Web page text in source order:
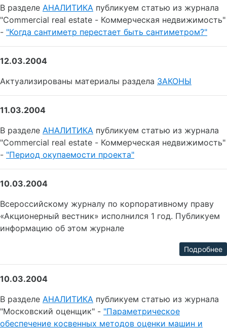
В разделе АНАЛИТИКА публикуем статью из журнала
"Commercial real estate - Коммерческая недвижимость"
- "Когда сантиметр перестает быть сантиметром?"
12.03.2004
Актуализированы материалы раздела ЗАКОНЫ
11.03.2004
В разделе АНАЛИТИКА публикуем статью из журнала
"Commercial real estate - Коммерческая недвижимость"
- "Период окупаемости проекта"
10.03.2004
Всероссийскому журналу по корпоративному праву
«Акционерный вестник» исполнился 1 год. Публикуем
информацию об этом журнале
Подробнее
10.03.2004
В разделе АНАЛИТИКА публикуем статью из журнала
"Московский оценщик" - "Параметрическое
обеспечение косвенных методов оценки машин и